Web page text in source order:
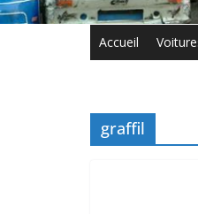
Accueil
graffil